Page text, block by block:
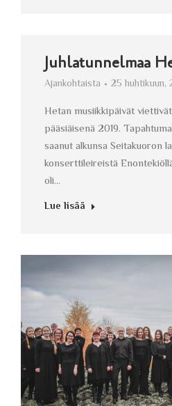
Juhlatunnelmaa
Ajankohtaista 25 huhtikuun,
Hetan musiikkipäivät
pääsiäisenä 2019.
saanut alkunsa Seitakuoron
konserttileireistä
oli…
Lue lisää